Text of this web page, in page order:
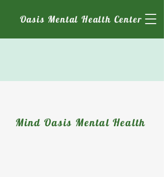
Oasis Mental Health Center
Mind Oasis Mental Health